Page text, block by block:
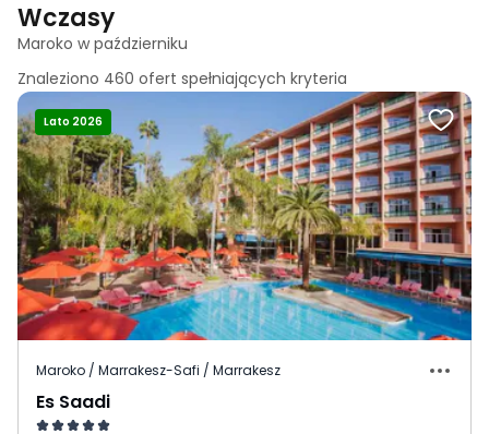
Wczasy
Maroko w październiku
Znaleziono 460 ofert spełniających kryteria
Lato 2026
Maroko / Marrakesz-Safi / Marrakesz
Es Saadi